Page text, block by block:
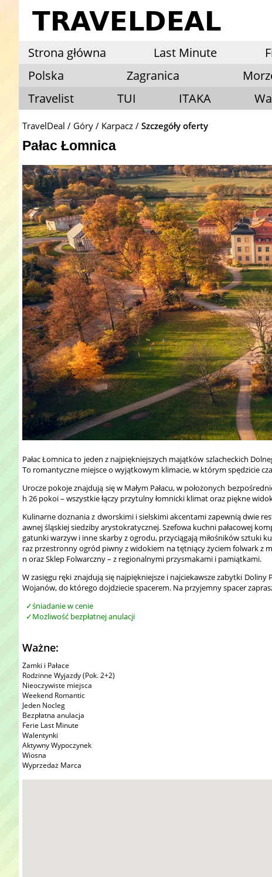
Strona główna Last Minute
Polska
Zagranica
Travelist
TUI ITAKA
TravelDeal Góry Karpacz Szczegóły oferty
Pałac Łomnica
Pałac Łomnica to jeden z najpiękniejszych majątków szlacheckich
To romantyczne miejsce o wyjątkowym klimacie, w którym spędzicie
Urocze pokoje znajdują się w Małym Pałacu, w położonych
h 26 pokoi – wszystkie łączy przytulny łomnicki klimat oraz piękne
Kulinarne doznania z dworskimi i sielskimi akcentami zapewnią dwie
awnej śląskiej siedziby arystokratycznej. Szefowa kuchni pałacowej
gatunki warzyw i inne skarby z ogrodu, przyciągają miłośników sztuki
raz przestronny ogród piwny z widokiem na tętniący życiem folwark z
n oraz Sklep Folwarczny – z regionalnymi przysmakami i pamiątkami.
W zasięgu ręki znajdują się najpiękniejsze i najciekawsze zabytki
Wojanów, do którego dojdziecie spacerem. Na przyjemny spacer
śniadanie w cenie
Możliwość bezpłatnej anulacji
Ważne:
Zamki i Pałace
Rodzinne Wyjazdy (Pok. 2+2)
Nieoczywiste miejsca
Weekend Romantic
Jeden Nocleg
Bezpłatna anulacja
Ferie Last Minute
Walentynki
Aktywny Wypoczynek
Wiosna
Wyprzedaż Marca